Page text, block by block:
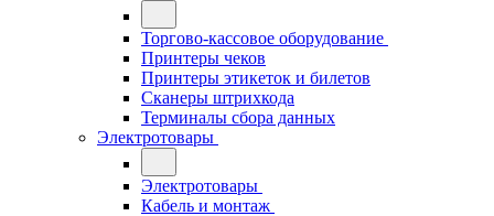
Торгово-кассовое оборудование
Принтеры чеков
Принтеры этикеток и билетов
Сканеры штрихкода
Терминалы сбора данных
Электротовары
Электротовары
Кабель и монтаж